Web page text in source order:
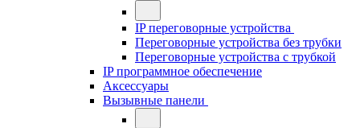
IP переговорные устройства
Переговорные устройства без трубки
Переговорные устройства с трубкой
IP программное обеспечение
Аксессуары
Вызывные панели